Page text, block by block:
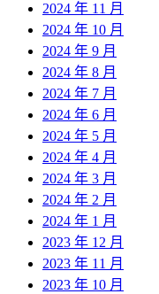
2024 年 11 月
2024 年 10 月
2024 年 9 月
2024 年 8 月
2024 年 7 月
2024 年 6 月
2024 年 5 月
2024 年 4 月
2024 年 3 月
2024 年 2 月
2024 年 1 月
2023 年 12 月
2023 年 11 月
2023 年 10 月